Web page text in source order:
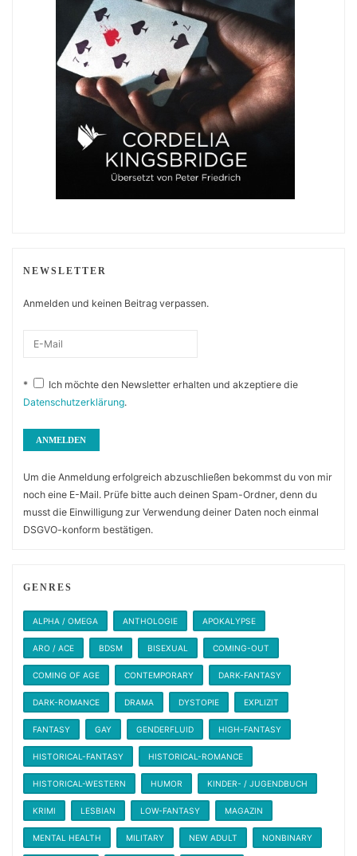
NEWSLETTER
Anmelden und keinen Beitrag verpassen.
*
Ich möchte den Newsletter erhalten und akzeptiere die
Datenschutzerklärung.
Um die Anmeldung erfolgreich abzuschließen bekommst du von mir
noch eine E-Mail. Prüfe bitte auch deinen Spam-Ordner, denn du
musst die Einwilligung zur Verwendung deiner Daten noch einmal
DSGVO-konform bestätigen.
GENRES
ALPHA / OMEGA ANTHOLOGIE APOKALYPSE
ARO / ACE BDSM BISEXUAL COMING-OUT
COMING OF AGE CONTEMPORARY DARK-FANTASY
DARK-ROMANCE DRAMA DYSTOPIE EXPLIZIT
FANTASY GAY GENDERFLUID HIGH-FANTASY
HISTORICAL-FANTASY HISTORICAL-ROMANCE
HISTORICAL-WESTERN HUMOR KINDER- / JUGENDBUCH
KRIMI LESBIAN LOW-FANTASY MAGAZIN
MENTAL HEALTH MILITARY NEW ADULT NONBINARY